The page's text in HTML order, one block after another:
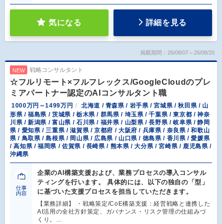
気になる 詳細を見る
掲載期間：26/08/07～26/08/20
NEW 戦略コンサルタント
☆フルリモート×フルフレックス/GoogleCloudのプレ
ミアパートナー認定のAIコンサルタント職
1000万円～1499万円
北海道 / 青森県 / 岩手県 / 宮城県 / 秋田県 / 山
形県 / 福島県 / 茨城県 / 栃木県 / 群馬県 / 埼玉県 / 千葉県 / 東京都 / 神奈
川県 / 新潟県 / 富山県 / 石川県 / 福井県 / 山梨県 / 長野県 / 岐阜県 / 静岡
県 / 愛知県 / 三重県 / 滋賀県 / 京都府 / 大阪府 / 兵庫県 / 奈良県 / 和歌山
県 / 鳥取県 / 島根県 / 岡山県 / 広島県 / 山口県 / 徳島県 / 香川県 / 愛媛県
/ 高知県 / 福岡県 / 佐賀県 / 長崎県 / 熊本県 / 大分県 / 宮崎県 / 鹿児島県 /
沖縄県
仕事
内容
企業のAI構築支援および、業務プロセスの導入コンサル
ティングを行います。 具体的には、以下の独自の「型」
に基づいた支援プロセスを担当していただきます。
【業務詳細】 ・戦略策定/CoE構築支援：経営戦略と連携した
AI活用の全社方針策定、ガバナンス・リスク管理の仕組みづ
くり。…